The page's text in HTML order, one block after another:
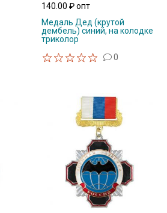
140.00 ₽ опт
Медаль Дед (крутой
дембель) синий, на колодке
триколор
0